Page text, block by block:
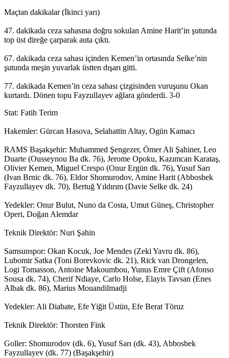
Maçtan dakikalar (İkinci yarı)
47. dakikada ceza sahasına doğru sokulan Amine Harit’in şutunda
top üst direğe çarparak auta çıktı.
67. dakikada ceza sahası içinden Kemen’in ortasında Selke’nin
şutunda meşin yuvarlak üstten dışarı gitti.
77. dakikada Kemen’in ceza sahası çizgisinden vuruşunu Okan
kurtardı. Dönen topu Fayzullayev ağlara gönderdi. 3-0
Stat: Fatih Terim
Hakemler: Gürcan Hasova, Selahattin Altay, Ogün Kamacı
RAMS Başakşehir: Muhammed Şengezer, Ömer Ali Şahiner, Leo
Duarte (Ousseynou Ba dk. 76), Jerome Opoku, Kazımcan Karataş,
Olivier Kemen, Miguel Crespo (Onur Ergün dk. 76), Yusuf Sarı
(Ivan Brnic dk. 76), Eldor Shomurodov, Amine Harit (Abbosbek
Fayzullayev dk. 70), Bertuğ Yıldırım (Davie Selke dk. 24)
Yedekler: Onur Bulut, Nuno da Costa, Umut Güneş, Christopher
Operi, Doğan Alemdar
Teknik Direktör: Nuri Şahin
Samsunspor: Okan Kocuk, Joe Mendes (Zeki Yavru dk. 86),
Lubomir Satka (Toni Borevkovic dk. 21), Rick van Drongelen,
Logi Tomasson, Antoine Makoumbou, Yunus Emre Çift (Afonso
Sousa dk. 74), Cherif Ndiaye, Carlo Holse, Elayis Tavsan (Enes
Albak dk. 86), Marius Mouandilmadji
Yedekler: Ali Diabate, Efe Yiğit Üstün, Efe Berat Töruz
Teknik Direktör: Thorsten Fink
Goller: Shomurodov (dk. 6), Yusuf Sarı (dk. 43), Abbosbek
Fayzullayev (dk. 77) (Başakşehir)